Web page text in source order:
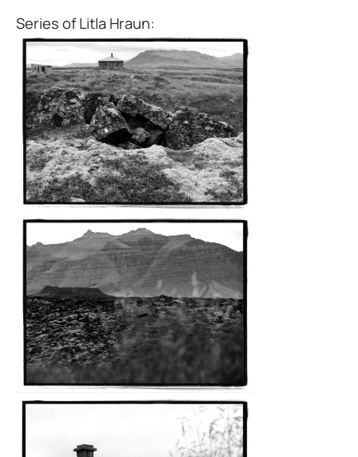
Series of Litla Hraun: